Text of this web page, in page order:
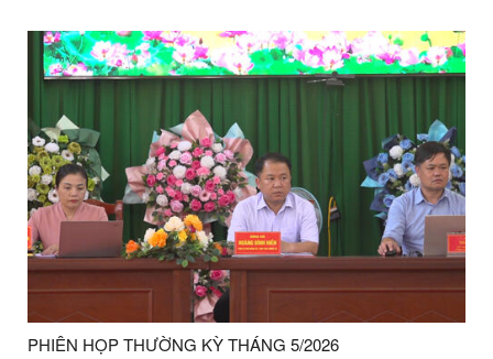
PHIÊN HỌP THƯỜNG KỲ THÁNG 5/2026